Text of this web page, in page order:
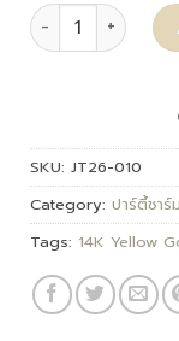
Kanin quantity
SKU: JT26-010
Category: ปาร์ตี้ชาร์ม
Tags: 14K Yellow